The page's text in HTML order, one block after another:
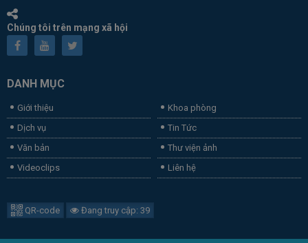
Chúng tôi trên mạng xã hội
DANH MỤC
Giới thiệu
Khoa phòng
Dịch vụ
Tin Tức
Văn bản
Thư viện ảnh
Videoclips
Liên hệ
QR-code Đang truy cập: 39